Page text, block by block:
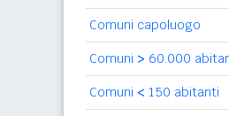
Comuni capoluogo
Comuni > 60.000
Comuni < 150 abitanti